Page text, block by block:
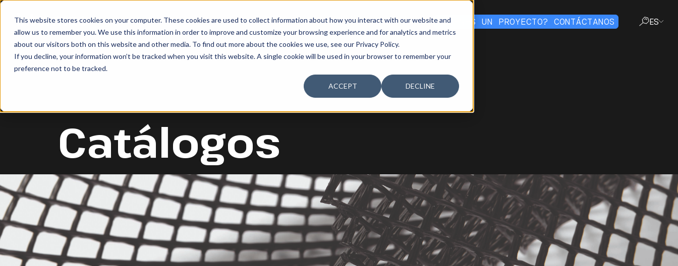
This website stores cookies on your computer. These cookies are used to collect information about how you interact with our website and
allow us to remember you. We use this information in order to improve and customize your browsing experience and for analytics and metrics
about our visitors both on this website and other media. To find out more about the cookies we use, see our Privacy Policy.
If you decline, your information won’t be tracked when you visit this website. A single cookie will be used in your browser to remember your
preference not to be tracked.
ACCEPT DECLINE
NUESTRAS ACTIVIDADES SOSTENIBILIDADLA COMPAÑÍA TALENTO ¿TIENES UN PROYECTO? CONTÁCTANOS ES
BUSCAR
Catálogos